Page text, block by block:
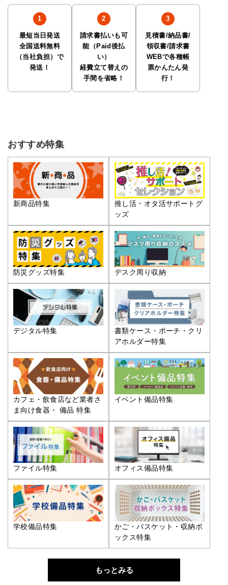
最短当日発送
全国送料無料
（当社負担）で
発送！
請求書払いも可
能（Paid後払
い）
経費立て替えの
手間を省略！
見積書/納品書/
領収書/請求書
WEBで各種帳
票かんたん発
行！
おすすめ特集
新商品特集
推し活・オタ活サポートグ
ッズ
防災グッズ特集 デスク周り収納
デジタル特集
書類ケース・ポーチ・クリ
アホルダー特集
カフェ・飲食店など業者さ
ま向け食器・ 備品 特集
イベント備品特集
ファイル特集 オフィス備品特集
学校備品特集
かご・バスケット・収納ボ
ックス特集
もっとみる